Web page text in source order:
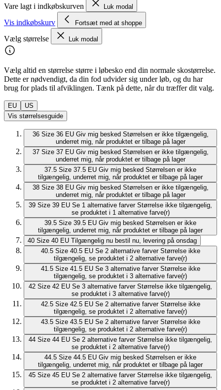
Vare lagt i indkøbskurven Luk modal
Vis indkøbskurv Fortsæt med at shoppe
Vælg størrelse Luk modal
Vælg altid en størrelse større i løbesko end din normale skostørrelse.
Dette er nødvendigt, da din fod udvider sig under løb, og du har
brug for plads til afviklingen. Tænk på dette, når du træffer dit valg.
EU
US
Vis størrelsesguide
36 Size 36 EU Giv mig besked Størrelsen er ikke tilgængelig,
underret mig, når produktet er tilbage på lager
37 Size 37 EU Giv mig besked Størrelsen er ikke tilgængelig,
underret mig, når produktet er tilbage på lager
37.5 Size 37.5 EU Giv mig besked Størrelsen er ikke
tilgængelig, underret mig, når produktet er tilbage på lager
38 Size 38 EU Giv mig besked Størrelsen er ikke tilgængelig,
underret mig, når produktet er tilbage på lager
39 Size 39 EU Se 1 alternative farver Størrelse ikke tilgængelig,
se produktet i 1 alternative farve(r)
39.5 Size 39.5 EU Giv mig besked Størrelsen er ikke
tilgængelig, underret mig, når produktet er tilbage på lager
40 Size 40 EU Tilgængelig nu bestil nu, levering på onsdag
40.5 Size 40.5 EU Se 2 alternative farver Størrelse ikke
tilgængelig, se produktet i 2 alternative farve(r)
41.5 Size 41.5 EU Se 3 alternative farver Størrelse ikke
tilgængelig, se produktet i 3 alternative farve(r)
42 Size 42 EU Se 3 alternative farver Størrelse ikke tilgængelig,
se produktet i 3 alternative farve(r)
42.5 Size 42.5 EU Se 2 alternative farver Størrelse ikke
tilgængelig, se produktet i 2 alternative farve(r)
43.5 Size 43.5 EU Se 2 alternative farver Størrelse ikke
tilgængelig, se produktet i 2 alternative farve(r)
44 Size 44 EU Se 2 alternative farver Størrelse ikke tilgængelig,
se produktet i 2 alternative farve(r)
44.5 Size 44.5 EU Giv mig besked Størrelsen er ikke
tilgængelig, underret mig, når produktet er tilbage på lager
45 Size 45 EU Se 2 alternative farver Størrelse ikke tilgængelig,
se produktet i 2 alternative farve(r)